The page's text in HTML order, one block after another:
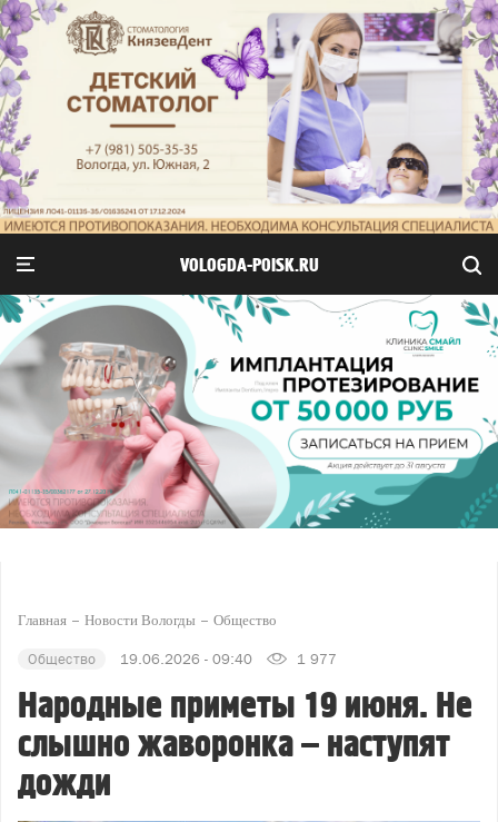
VOLOGDA-POISK.RU
Главная Новости Вологды Общество
Общество 19.06.2026 - 09:40 1 977
Народные приметы 19 июня. Не
слышно жаворонка – наступят
дожди